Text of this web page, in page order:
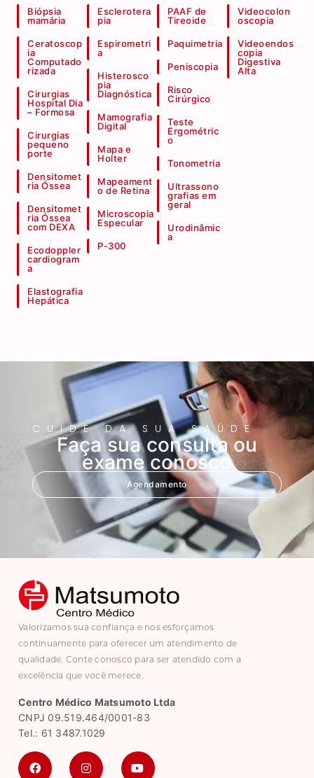
Biópsia
mamária
Ceratoscop
ia
Computado
rizada
Cirurgias
Hospital Dia
– Formosa
Cirurgias
pequeno
porte
Densitomet
ria Óssea
Densitomet
ria Óssea
com DEXA
Ecodoppler
cardiogram
a
Elastografia
Hepática
Esclerotera
pia
Espirometri
a
Histerosco
pia
Diagnóstica
Mamografia
Digital
Mapa e
Holter
Mapeament
o de Retina
Microscopia
Especular
P-300
PAAF de
Tireoide
Paquimetria
Peniscopia
Risco
Cirúrgico
Teste
Ergométric
o
Tonometria
Ultrassono
grafias em
geral
Urodinâmic
a
Videocolon
oscopia
Videoendos
copia
Digestiva
Alta
CUIDE DA SUA SAÚDE
Faça sua consulta ou
exame conosco
Agendamento
Valorizamos sua confiança e nos esforçamos
continuamente para oferecer um atendimento de
qualidade. Conte conosco para ser atendido com a
excelência que você merece.
Centro Médico Matsumoto Ltda
CNPJ 09.519.464/0001-83
Tel.: 61 3487.1029